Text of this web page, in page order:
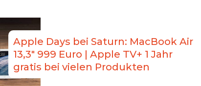
Apple Days bei Saturn: MacBook Air
13,3″ 999 Euro | Apple TV+ 1 Jahr
gratis bei vielen Produkten